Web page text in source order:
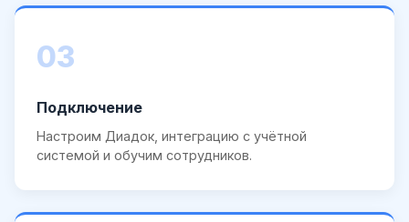
03
Подключение
Настроим Диадок, интеграцию с учётной
системой и обучим сотрудников.